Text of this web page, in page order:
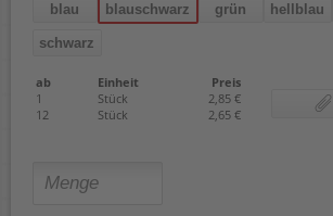
blau blauschwarz grün hellblau
schwarz
ab Einheit
Preis
1
Stück
2,85 €
12
Stück 2,65 €